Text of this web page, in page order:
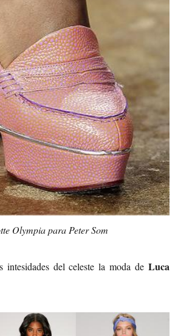
Olympia para Peter Som
intesidades del celeste la moda deLuca